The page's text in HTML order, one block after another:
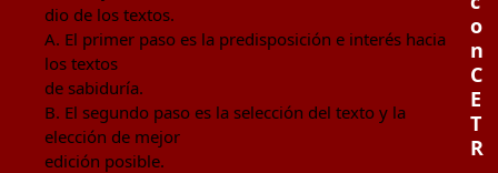
dio de los textos.
A. El primer paso es la predisposición e interés hacia
los textos
de sabiduría.
B. El segundo paso es la selección del texto y la
elección de mejor
edición posible.
o
n
C
E
T
R